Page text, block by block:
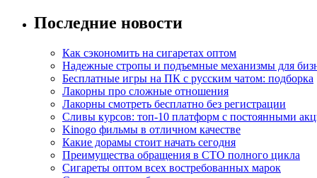
Последние новости
Как сэкономить на сигаретах оптом
Надежные стропы и подъемные механизмы для
Бесплатные игры на ПК с русским чатом: подборка
Лакорны про сложные отношения
Лакорны смотреть бесплатно без регистрации
Сливы курсов: топ-10 платформ с постоянными
Kinogo фильмы в отличном качестве
Какие дорамы стоит начать сегодня
Преимущества обращения в СТО полного цикла
Сигареты оптом всех востребованных марок